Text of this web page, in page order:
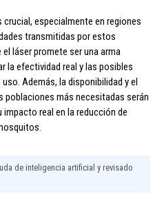
especialmente en regiones
transmitidas por estos
láser promete ser una arma
la efectividad real y las posibles
Además, la disponibilidad y el
más necesitadas serán
real en la reducción de
de inteligencia artificial y revisado